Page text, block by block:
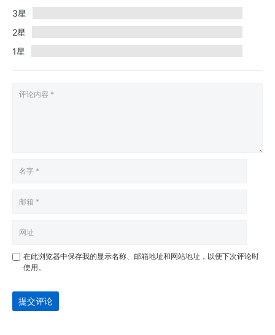
3星
2星
1星
在此浏览器中保存我的显示名称、邮箱地址和网站地址，以便下次评论时
使用。
提交评论